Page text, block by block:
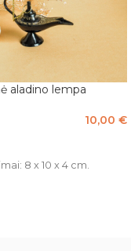
aladino lempa
10,00 €
8 x 10 x 4 cm.